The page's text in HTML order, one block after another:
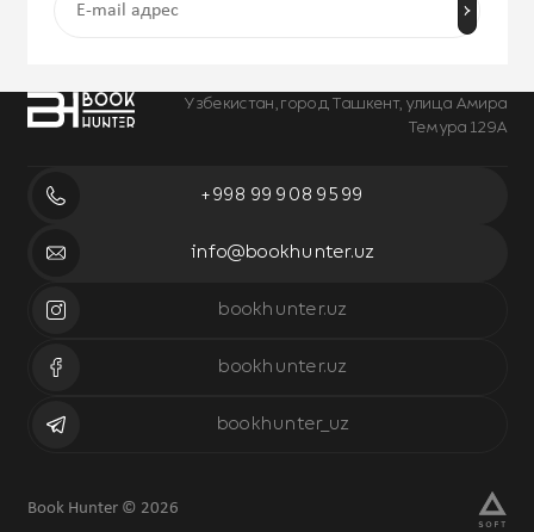
Узбекистан, город Ташкент, улица Амира
Темура 129А
+998 99 908 95 99
info@bookhunter.uz
bookhunter.uz
bookhunter.uz
bookhunter_uz
Book Hunter © 2026